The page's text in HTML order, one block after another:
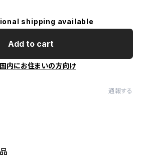
shipping available
Add to cart
内にお住まいの方向け
通報する